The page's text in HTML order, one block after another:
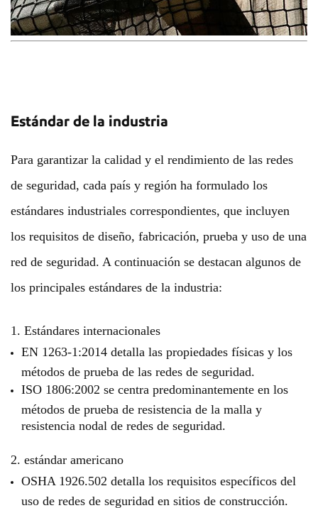
Estándar de la industria
Para garantizar la calidad y el rendimiento de las redes
de seguridad, cada país y región ha formulado los
estándares industriales correspondientes, que incluyen
los requisitos de diseño, fabricación, prueba y uso de una
red de seguridad. A continuación se destacan algunos de
los principales estándares de la industria:
1. Estándares internacionales
EN 1263-1:2014 detalla las propiedades físicas y los
métodos de prueba de las redes de seguridad.
ISO 1806:2002 se centra predominantemente en los
métodos de prueba de resistencia de la malla y
resistencia nodal de redes de seguridad.
2. estándar americano
OSHA 1926.502 detalla los requisitos específicos del
uso de redes de seguridad en sitios de construcción.